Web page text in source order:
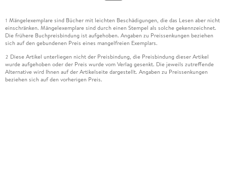
1 Mängelexemplare sind Bücher mit leichten Beschädigungen, die das Lesen aber nicht
einschränken. Mängelexemplare sind durch einen Stempel als solche gekennzeichnet.
Die frühere Buchpreisbindung ist aufgehoben. Angaben zu Preissenkungen beziehen
sich auf den gebundenen Preis eines mangelfreien Exemplars.
2 Diese Artikel unterliegen nicht der Preisbindung, die Preisbindung dieser Artikel
wurde aufgehoben oder der Preis wurde vom Verlag gesenkt. Die jeweils zutreffende
Alternative wird Ihnen auf der Artikelseite dargestellt. Angaben zu Preissenkungen
beziehen sich auf den vorherigen Preis.